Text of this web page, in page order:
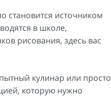
становится источником
в школе,
рисования, здесь вас
кулинар или просто
которую нужно